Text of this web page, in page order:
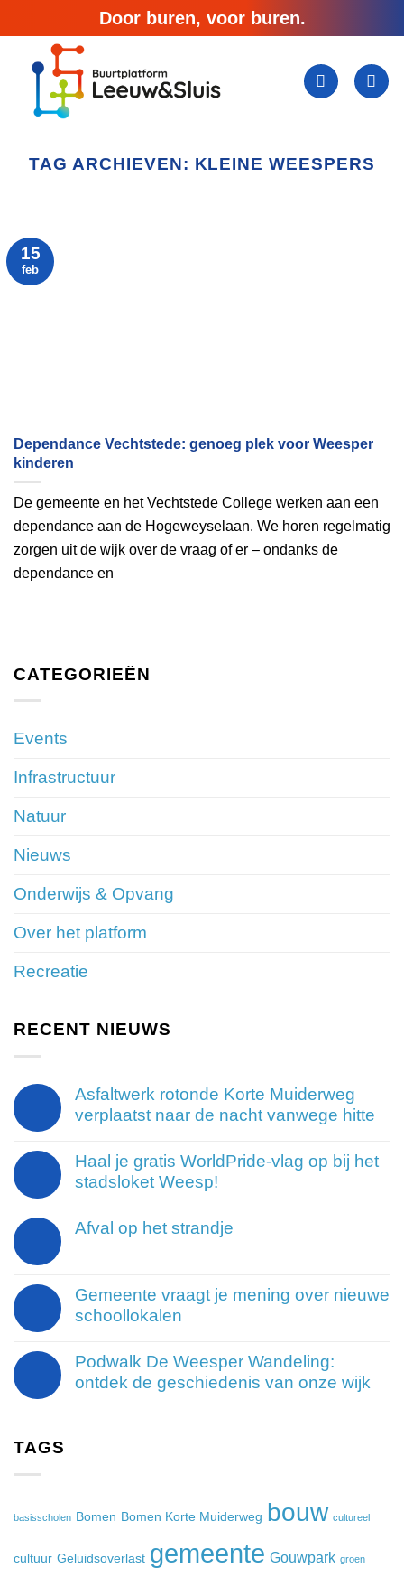
naar
inhoud
Door buren, voor buren.
TAG ARCHIEVEN: KLEINE WEESPERS
CATEGORIEËN
Events
Infrastructuur
Natuur
Nieuws
Onderwijs & Opvang
Over het platform
Recreatie
RECENT NIEUWS
Asfaltwerk rotonde Korte Muiderweg
verplaatst naar de nacht vanwege hitte
Haal je gratis WorldPride-vlag op bij het
stadsloket Weesp!
Afval op het strandje
Gemeente vraagt je mening over nieuwe
schoollokalen
Podwalk De Weesper Wandeling:
ontdek de geschiedenis van onze wijk
TAGS
basisscholen Bomen Bomen Korte Muiderweg bouw cultureel
cultuur Geluidsoverlast gemeente Gouwpark groen
Dependance Vechtstede: genoeg plek voor Weesper
kinderen
De gemeente en het Vechtstede College werken aan een
dependance aan de Hogeweyselaan. We horen regelmatig
zorgen uit de wijk over de vraag of er – ondanks de
dependance en
15
feb